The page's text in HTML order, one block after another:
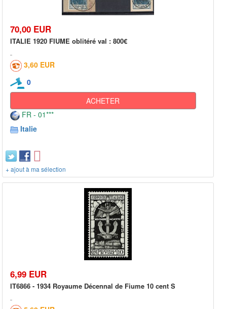
70,00 EUR
ITALIE 1920 FIUME oblitéré val : 800€
3,60 EUR
0
ACHETER
FR - 01***
Italie
+ ajout à ma sélection
6,99 EUR
IT6866 - 1934 Royaume Décennal de Fiume 10 cent S